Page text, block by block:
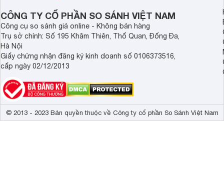
CÔNG TY CỔ PHẦN SO SÁNH VIỆT NAM
Công cụ so sánh giá online - Không bán hàng
Trụ sở chính: Số 195 Khâm Thiên, Thổ Quan, Đống Đa,
Hà Nội
Giấy chứng nhận đăng ký kinh doanh số 0106373516,
cấp ngày 02/12/2013
© 2013 - 2023 Bản quyền thuộc về Công ty cổ phần So Sánh Việt Nam